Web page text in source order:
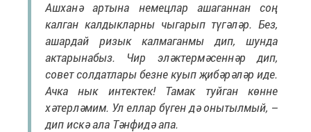
Ашханә артына немецлар ашаганнан соң
калган калдыкларны чыгарып түгәләр. Без,
ашардай ризык калмаганмы дип, шунда
актарынабыз. Чир эләктермәсеннәр дип,
совет солдатлары безне куып җибәрәләр иде.
Ачка нык интектек! Тамак туйган көнне
хәтерләмим. Ул еллар бүген дә онытылмый, –
дип искә ала Тәнфидә апа.